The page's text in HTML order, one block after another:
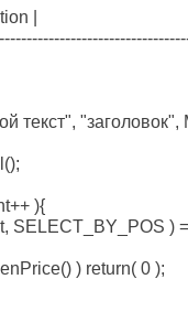
|
текст", "заголовок",
){
SELECT_BY_POS )
) return( 0 );